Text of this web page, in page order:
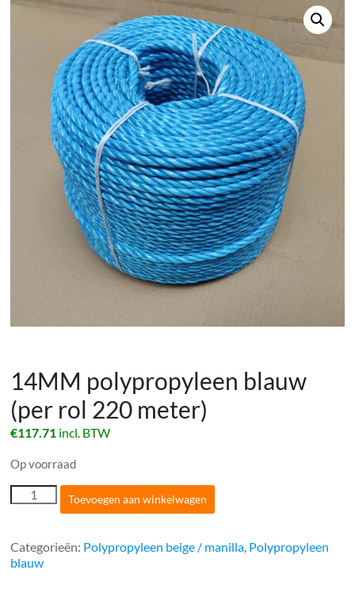
14MM polypropyleen blauw
(per rol 220 meter)
€117.71 incl. BTW
Op voorraad
14MM
polypropyleen
rol
220
Toevoegen aan winkelwagen
Categorieën: Polypropyleen beige / manilla, Polypropyleen
blauw